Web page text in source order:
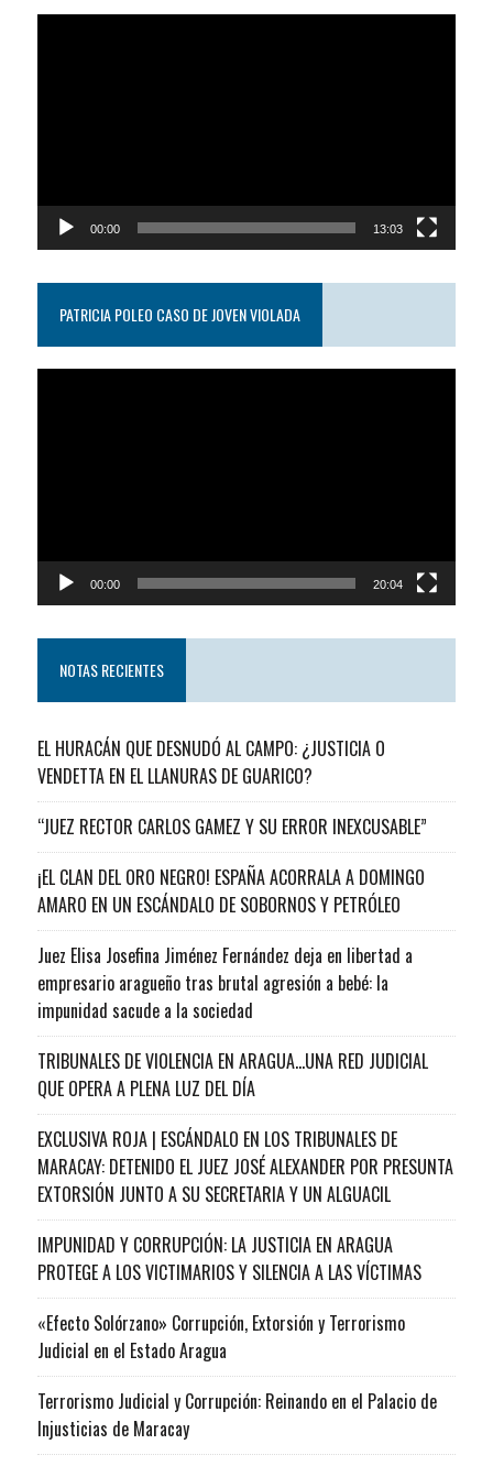
00:00 13:03
PATRICIA POLEO CASO DE JOVEN VIOLADA
00:00 20:04
NOTAS RECIENTES
EL HURACÁN QUE DESNUDÓ AL CAMPO: ¿JUSTICIA O
VENDETTA EN EL LLANURAS DE GUARICO?
“JUEZ RECTOR CARLOS GAMEZ Y SU ERROR INEXCUSABLE”
¡EL CLAN DEL ORO NEGRO! ESPAÑA ACORRALA A DOMINGO
AMARO EN UN ESCÁNDALO DE SOBORNOS Y PETRÓLEO
Juez Elisa Josefina Jiménez Fernández deja en libertad a
empresario aragueño tras brutal agresión a bebé: la
impunidad sacude a la sociedad
TRIBUNALES DE VIOLENCIA EN ARAGUA…UNA RED JUDICIAL
QUE OPERA A PLENA LUZ DEL DÍA
EXCLUSIVA ROJA | ESCÁNDALO EN LOS TRIBUNALES DE
MARACAY: DETENIDO EL JUEZ JOSÉ ALEXANDER POR PRESUNTA
EXTORSIÓN JUNTO A SU SECRETARIA Y UN ALGUACIL
IMPUNIDAD Y CORRUPCIÓN: LA JUSTICIA EN ARAGUA
PROTEGE A LOS VICTIMARIOS Y SILENCIA A LAS VÍCTIMAS
«Efecto Solórzano» Corrupción, Extorsión y Terrorismo
Judicial en el Estado Aragua
Terrorismo Judicial y Corrupción: Reinando en el Palacio de
Injusticias de Maracay